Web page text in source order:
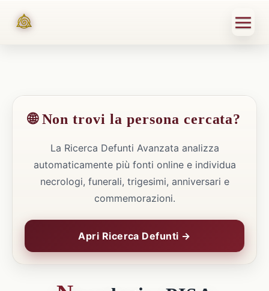
🌐 Non trovi la persona cercata?
La Ricerca Defunti Avanzata analizza
automaticamente più fonti online e individua
necrologi, funerali, trigesimi, anniversari e
commemorazioni.
Apri Ricerca Defunti →